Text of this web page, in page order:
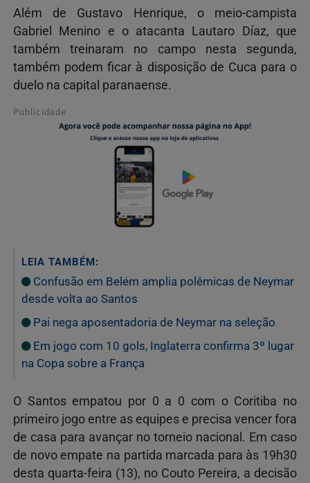
Além de Gustavo Henrique, o meio-campista
Gabriel Menino e o atacanta Lautaro Díaz, que
também treinaram no campo nesta segunda,
também podem ficar à disposição de Cuca para o
duelo na capital paranaense.
Publicidade
LEIA TAMBÉM:
Confusão em Belém amplia polêmicas de Neymar
desde volta ao Santos
Pai nega aposentadoria de Neymar na seleção
Em jogo com 10 gols, Inglaterra confirma 3º lugar
na Copa sobre a França
O Santos empatou por 0 a 0 com o Coritiba no
primeiro jogo entre as equipes e precisa vencer fora
de casa para avançar no torneio nacional. Em caso
de novo empate na partida marcada para às 19h30
desta quarta-feira (13), no Couto Pereira, a decisão